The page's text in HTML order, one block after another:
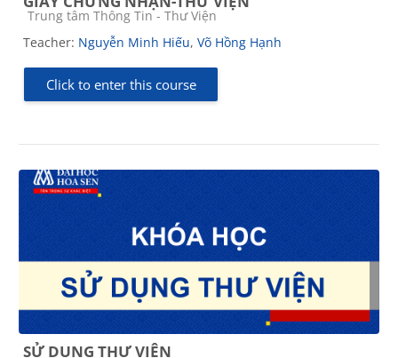
Course category
Trung tâm Thông Tin - Thư Viện
Teacher: Nguyễn Minh Hiếu, Võ Hồng Hạnh
Click to enter this course
SỬ DỤNG THƯ VIỆN